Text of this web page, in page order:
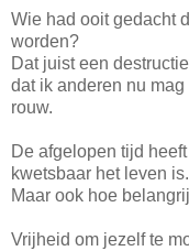
Wie had ooit gedacht
worden?
Dat juist een
dat ik anderen nu
rouw.
De afgelopen tijd
kwetsbaar het leven is.
Maar ook hoe
Vrijheid om jezelf te